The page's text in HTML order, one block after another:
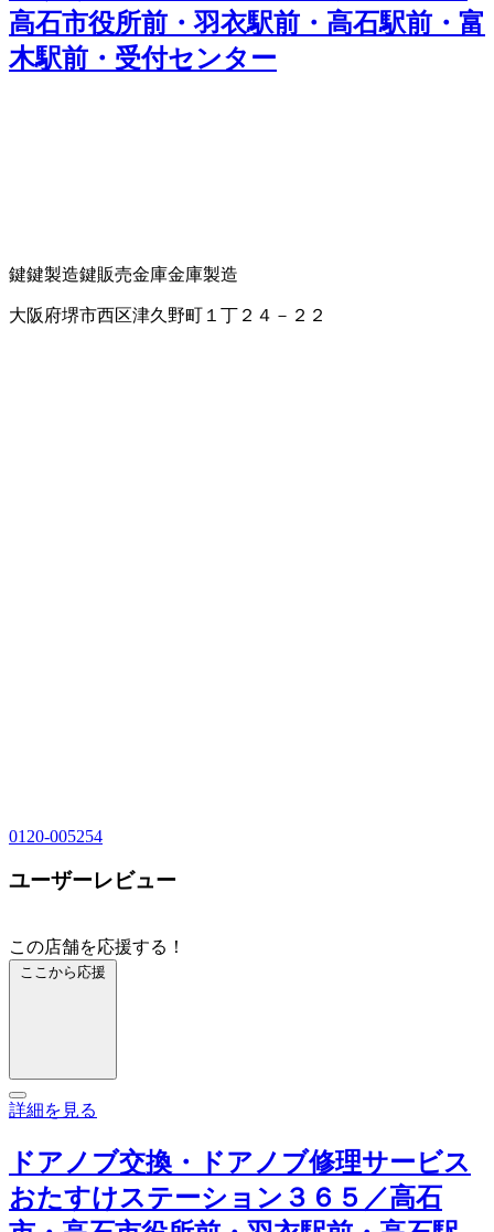
高石市役所前・羽衣駅前・高石駅前・富
木駅前・受付センター
鍵鍵製造鍵販売金庫金庫製造
大阪府堺市西区津久野町１丁２４－２２
0120-005254
ユーザーレビュー
この店舗を応援する！
ここから応援
詳細を見る
ドアノブ交換・ドアノブ修理サービス
おたすけステーション３６５／高石